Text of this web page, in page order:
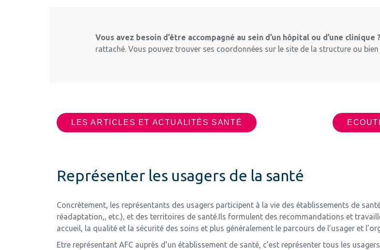
Vous avez besoin d’être accompagné au sein d’un hôpital ou d’une clinique ?
rattaché. Vous pouvez trouver ses coordonnées sur le site de la structure ou bien
LES ARTICLES ET ACTUALITÉS SANTÉ
Représenter les usagers de la santé
Concrètement, les représentants des usagers participent à la vie des établissements de
réadaptation,, etc.), et des territoires de santé. Ils formulent des recommandations et
accueil, la qualité et la sécurité des soins et plus généralement le parcours de l’usager et
Etre représentant AFC auprès d’un établissement de santé, c’est représenter tous les